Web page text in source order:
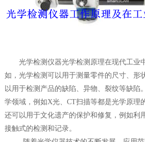
光学检测仪器光学检测原理在现代工业
如，光学检测可以用于测量零件的尺寸、形
以用于检测产品的缺陷、异物、裂纹等缺陷
学领域，例如X光、 CT扫描等都是光学原理
还可以用于文化遗产的保护和修复，例如利
接触式的检测和记录。